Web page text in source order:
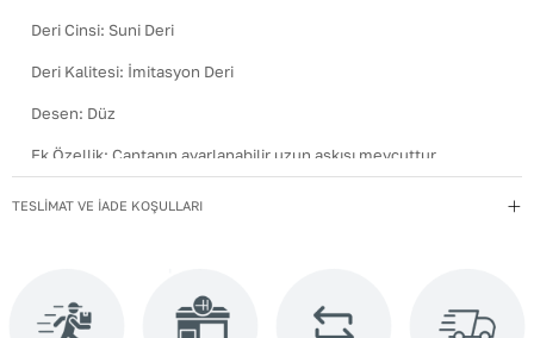
Deri Cinsi: Suni Deri
Deri Kalitesi: İmitasyon Deri
Desen: Düz
Ek Özellik: Çantanın ayarlanabilir uzun askısı mevcuttur
İç Materyal:Tekstil+Polyester
Kullanım Talimatı
Direkt güneş ışığından ve ısı kaynaklarından
TESLİMAT VE İADE KOŞULLARI